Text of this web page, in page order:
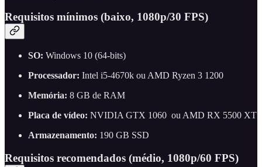
Requisitos mínimos (baixo, 1080p/30 FPS)
SO: Windows 10 (64-bits)
Processador: Intel i5-4670k ou AMD Ryzen 3 1200
Memória: 8 GB de RAM
Placa de vídeo: NVIDIA GTX 1060 ou AMD RX 5500 XT
Armazenamento: 190 GB SSD
Requisitos recomendados (médio, 1080p/60 FPS)